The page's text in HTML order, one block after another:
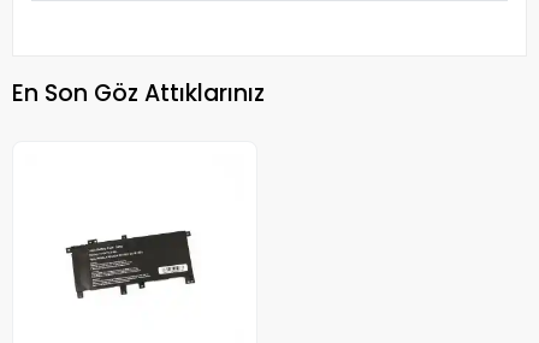
En Son Göz Attıklarınız